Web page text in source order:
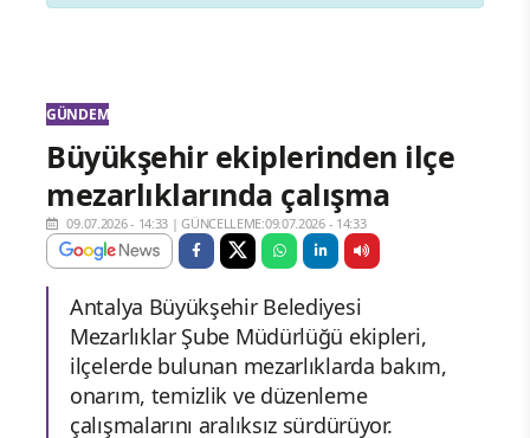
GÜNDEM
Büyükşehir ekiplerinden ilçe
mezarlıklarında çalışma
09.07.2026 - 14:33 |GÜNCELLEME:09.07.2026 - 14:33
Antalya Büyükşehir Belediyesi
Mezarlıklar Şube Müdürlüğü ekipleri,
ilçelerde bulunan mezarlıklarda bakım,
onarım, temizlik ve düzenleme
çalışmalarını aralıksız sürdürüyor.